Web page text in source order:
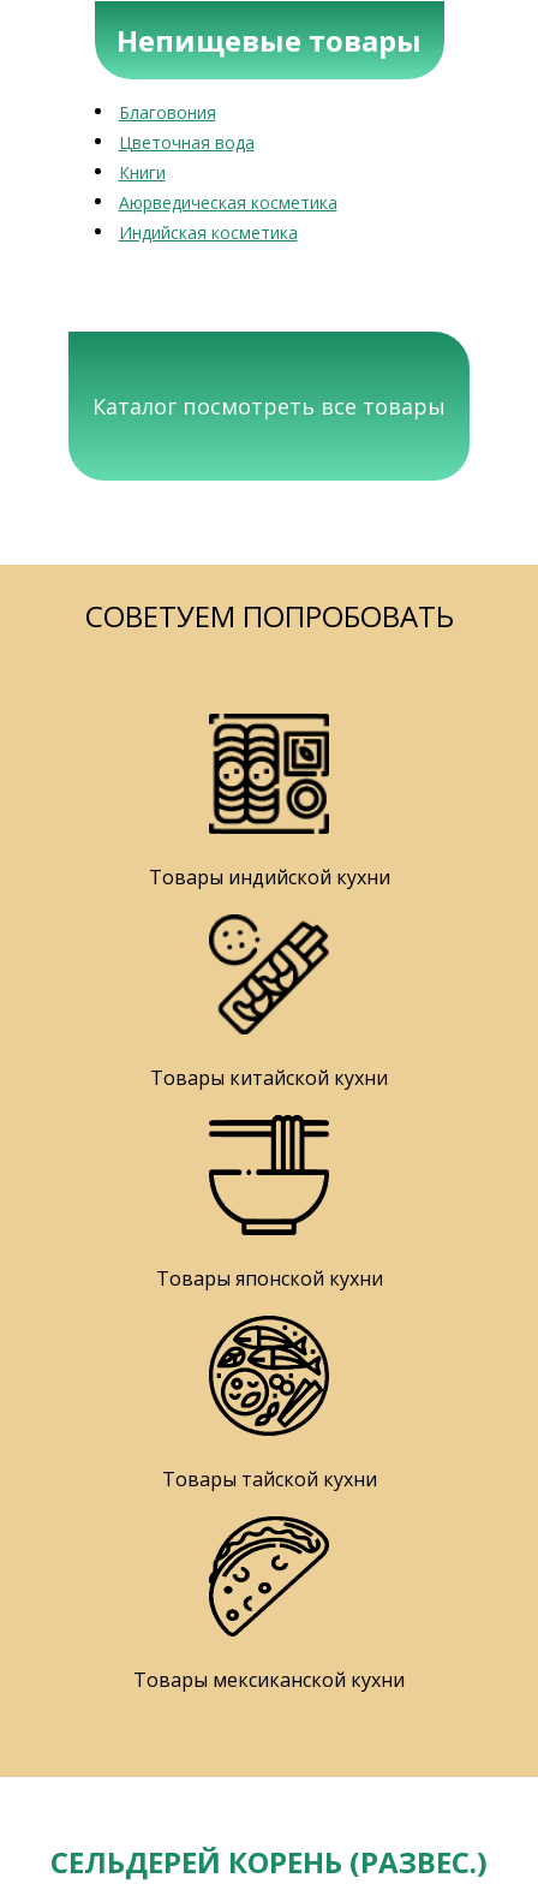
Непищевые товары
Благовония
Цветочная вода
Книги
Аюрведическая косметика
Индийская косметика
Каталог посмотреть все товары
СОВЕТУЕМ ПОПРОБОВАТЬ
Товары индийской кухни
Товары китайской кухни
Товары японской кухни
Товары тайской кухни
Товары мексиканской кухни
СЕЛЬДЕРЕЙ КОРЕНЬ (РАЗВЕС.)